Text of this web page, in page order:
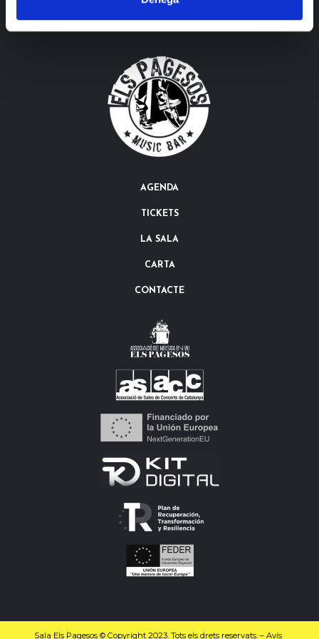
AGENDA
TICKETS
LA SALA
CARTA
CONTACTE
Sala Els Pagesos © Copyright 2023. Tots els drets reservats. – Avís